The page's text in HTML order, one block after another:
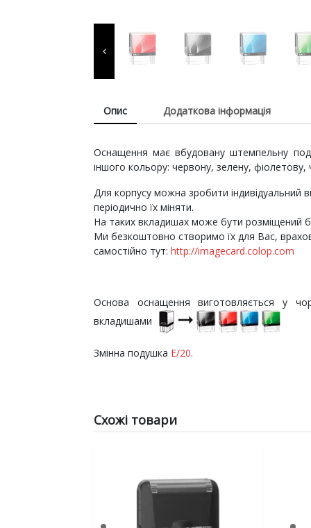
виготовлення печаток
штампів, продукція для
пломбування.
Опис Додаткова інформація
Оснащення має вбудовану штемпельну
іншого кольору: червону, зелену,
Для корпусу можна зробити індивідуальний
періодично їх міняти.
На таких вкладишах може бути розміщений
Ми безкоштовно створимо їх для Вас,
самостійно тут: http://imagecard.colop.com
Основа оснащення виготовляється у
вкладишами
Змінна подушка E/20.
Схожі товари